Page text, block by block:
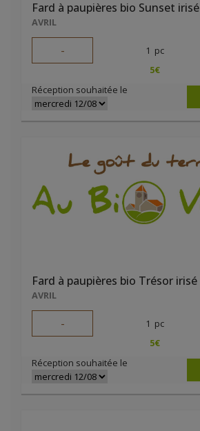
Fard à paupières bio Sunset irisé
AVRIL
- 1 pc
5€
Réception souhaitée le
Fard à paupières bio Trésor irisé
AVRIL
- 1 pc
5€
Réception souhaitée le